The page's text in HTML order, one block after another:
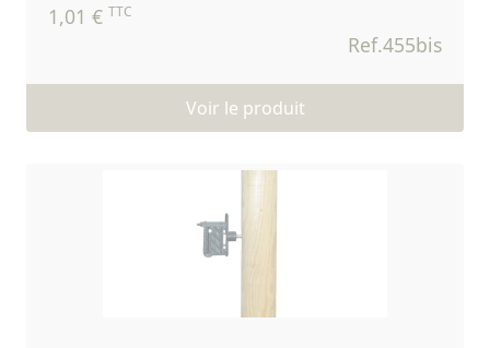
1,01 € TTC
Ref.455bis
Voir le produit